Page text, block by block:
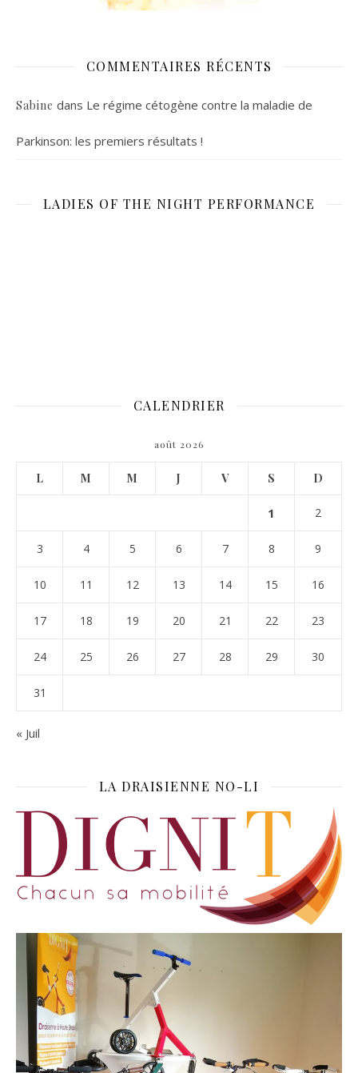
COMMENTAIRES RÉCENTS
Sabine dans Le régime cétogène contre la maladie de
Parkinson: les premiers résultats !
LADIES OF THE NIGHT PERFORMANCE
CALENDRIER
août 2026
L M M J V S D
1 2
3 4 5 6 7 8 9
10 11 12 13 14 15 16
17 18 19 20 21 22 23
24 25 26 27 28 29 30
31
« Juil
LA DRAISIENNE NO-LI